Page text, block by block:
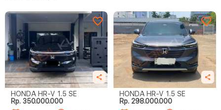
HONDA HR-V 1.5 SE
Rp. 350.000.000
HONDA HR-V 1.5 SE
Rp. 298.000.000